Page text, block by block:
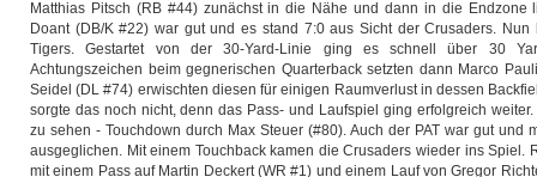
Matthias Pitsch (RB #44) zunächst in die Nähe und dann in die Endzone
Doant (DB/K #22) war gut und es stand 7:0 aus Sicht der Crusaders. Nun
Tigers. Gestartet von der 30-Yard-Linie ging es schnell über 30
Achtungszeichen beim gegnerischen Quarterback setzten dann Marco
Seidel (DL #74) erwischten diesen für einigen Raumverlust in dessen
sorgte das noch nicht, denn das Pass- und Laufspiel ging erfolgreich
zu sehen - Touchdown durch Max Steuer (#80). Auch der PAT war gut und
ausgeglichen. Mit einem Touchback kamen die Crusaders wieder ins Spiel.
mit einem Pass auf Martin Deckert (WR #1) und einem Lauf von Gregor